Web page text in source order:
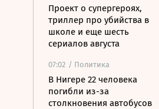
Проект о супергероях,
триллер про убийства в
школе и еще шесть
сериалов августа
07:02 / Политика
В Нигере 22 человека
погибли из-за
столкновения автобусов